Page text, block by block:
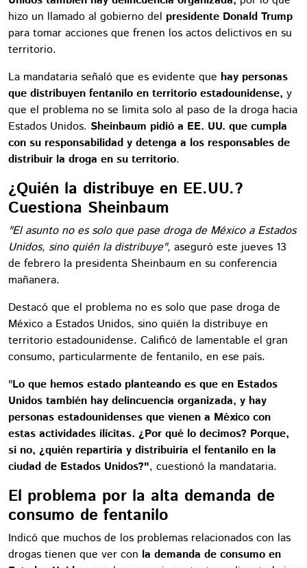
hizo un llamado al gobierno del presidente Donald Trump
para tomar acciones que frenen los actos delictivos en su
territorio.
La mandataria señaló que es evidente que hay personas
que distribuyen fentanilo en territorio estadounidense, y
que el problema no se limita solo al paso de la droga hacia
Estados Unidos. Sheinbaum pidió a EE. UU. que cumpla
con su responsabilidad y detenga a los responsables de
distribuir la droga en su territorio.
¿Quién la distribuye en EE.UU.?
Cuestiona Sheinbaum
"El asunto no es solo que pase droga de México a Estados
Unidos, sino quién la distribuye", aseguró este jueves 13
de febrero la presidenta Sheinbaum en su conferencia
mañanera.
Destacó que el problema no es solo que pase droga de
México a Estados Unidos, sino quién la distribuye en
territorio estadounidense. Calificó de lamentable el gran
consumo, particularmente de fentanilo, en ese país.
"Lo que hemos estado planteando es que en Estados
Unidos también hay delincuencia organizada, y hay
personas estadounidenses que vienen a México con
estas actividades ilícitas. ¿Por qué lo decimos? Porque,
si no, ¿quién repartiría y distribuiría el fentanilo en la
ciudad de Estados Unidos?", cuestionó la mandataria.
El problema por la alta demanda de
consumo de fentanilo
Indicó que muchos de los problemas relacionados con las
drogas tienen que ver con la demanda de consumo en